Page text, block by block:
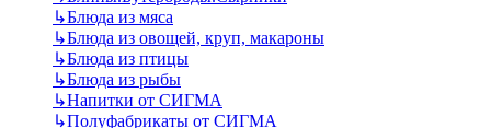
↳Блюда из мяса
↳Блюда из овощей, круп, макароны
↳Блюда из птицы
↳Блюда из рыбы
↳Напитки от СИГМА
↳Полуфабрикаты от СИГМА